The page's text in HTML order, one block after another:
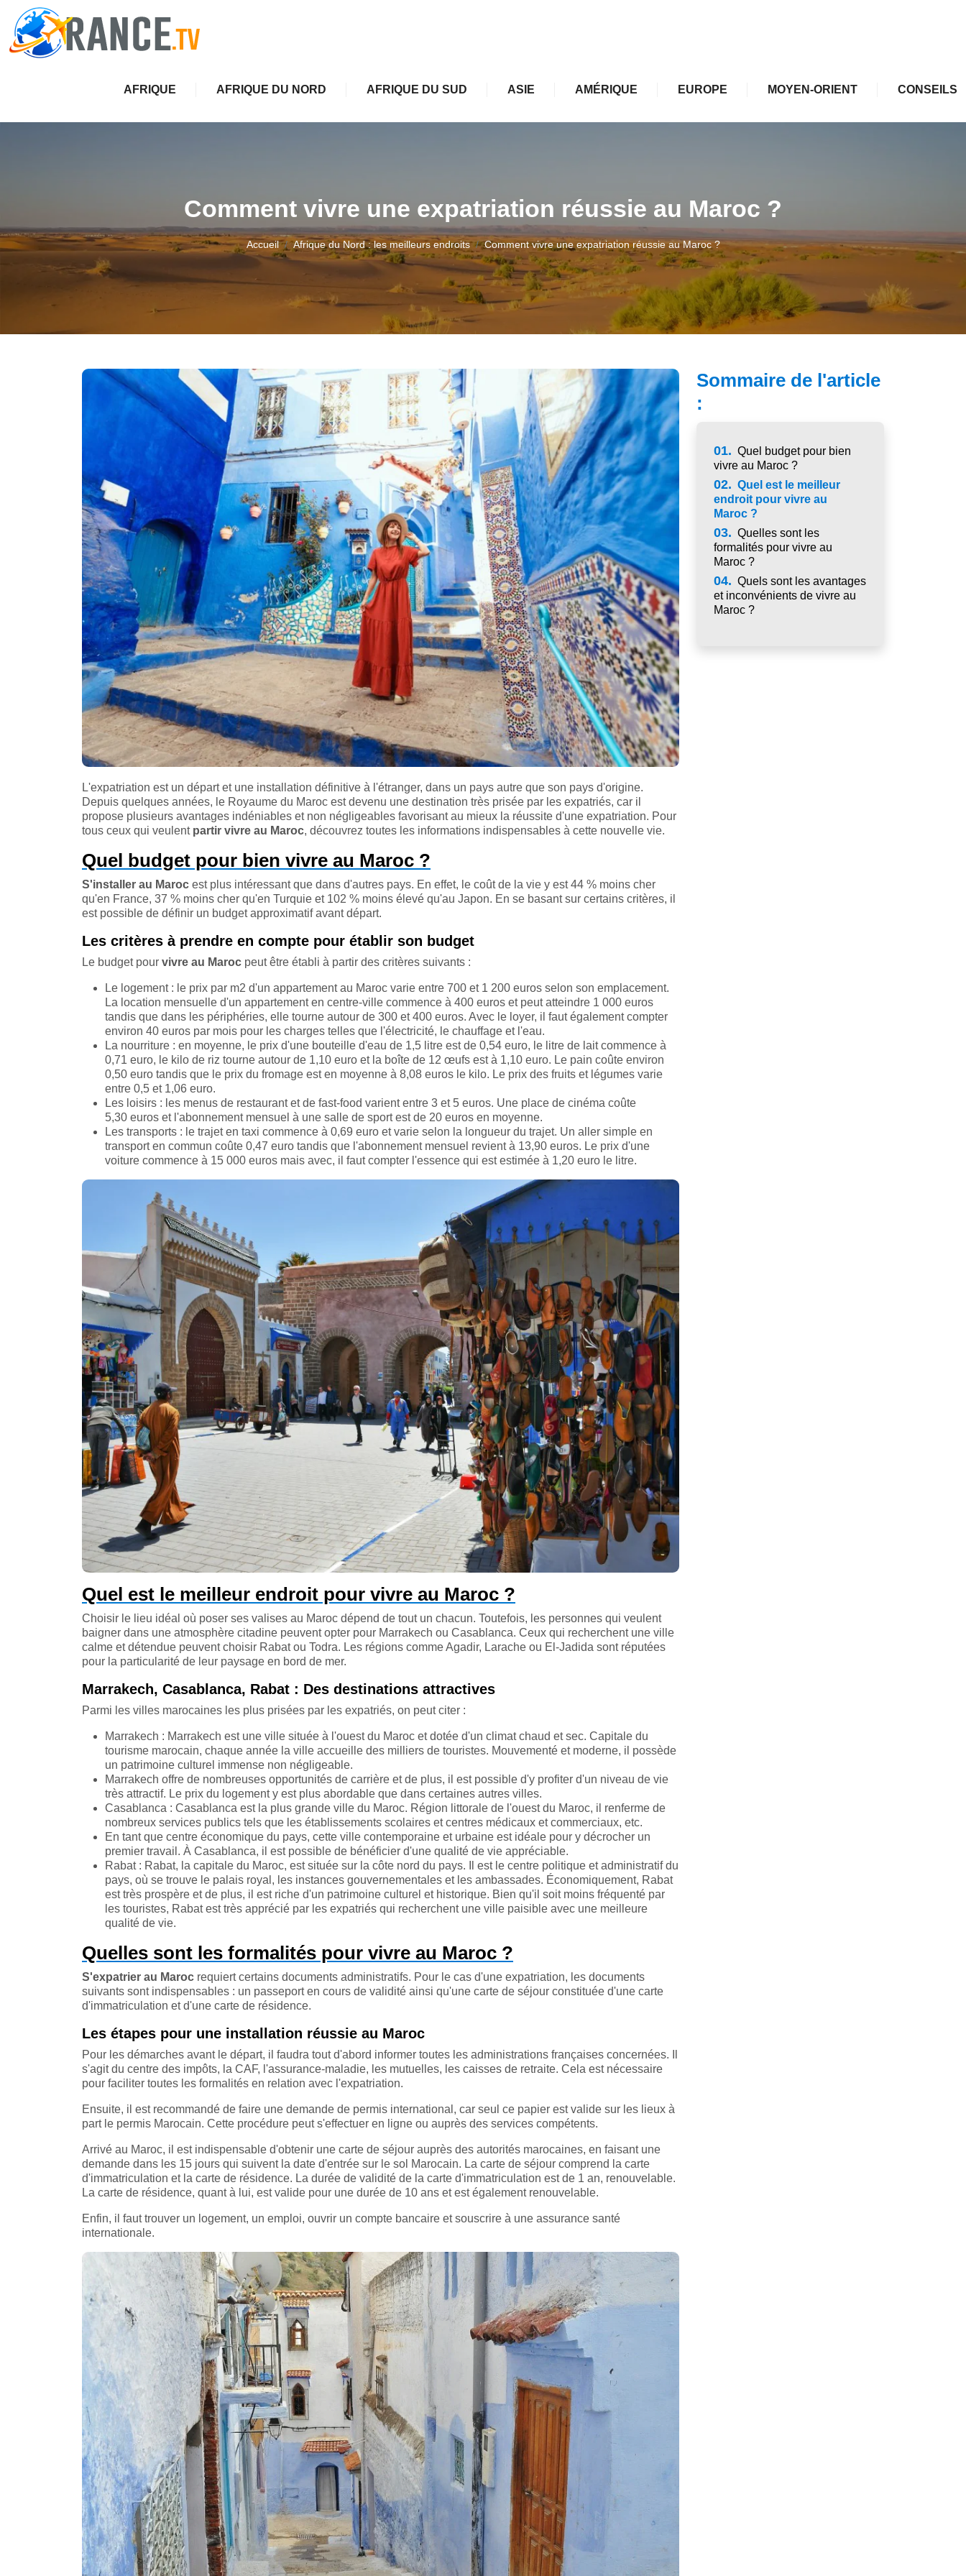
AFRIQUE AFRIQUE DU NORD AFRIQUE DU SUD ASIE AMÉRIQUE EUROPE MOYEN-ORIENT CONSEILS
Comment vivre une expatriation réussie au Maroc ?
Accueil Afrique du Nord : les meilleurs endroits Comment vivre une expatriation réussie au Maroc ?
L'expatriation est un départ et une installation définitive à l'étranger, dans un pays autre que son pays d'origine.
Depuis quelques années, le Royaume du Maroc est devenu une destination très prisée par les expatriés, car il
propose plusieurs avantages indéniables et non négligeables favorisant au mieux la réussite d'une expatriation. Pour
tous ceux qui veulent partir vivre au Maroc, découvrez toutes les informations indispensables à cette nouvelle vie.
Quel budget pour bien vivre au Maroc ?
S'installer au Maroc est plus intéressant que dans d'autres pays. En effet, le coût de la vie y est 44 % moins cher
qu'en France, 37 % moins cher qu'en Turquie et 102 % moins élevé qu'au Japon. En se basant sur certains critères, il
est possible de définir un budget approximatif avant départ.
Les critères à prendre en compte pour établir son budget
Le budget pour vivre au Maroc peut être établi à partir des critères suivants :
Le logement : le prix par m2 d'un appartement au Maroc varie entre 700 et 1 200 euros selon son emplacement.
La location mensuelle d'un appartement en centre-ville commence à 400 euros et peut atteindre 1 000 euros
tandis que dans les périphéries, elle tourne autour de 300 et 400 euros. Avec le loyer, il faut également compter
environ 40 euros par mois pour les charges telles que l'électricité, le chauffage et l'eau.
La nourriture : en moyenne, le prix d'une bouteille d'eau de 1,5 litre est de 0,54 euro, le litre de lait commence à
0,71 euro, le kilo de riz tourne autour de 1,10 euro et la boîte de 12 œufs est à 1,10 euro. Le pain coûte environ
0,50 euro tandis que le prix du fromage est en moyenne à 8,08 euros le kilo. Le prix des fruits et légumes varie
entre 0,5 et 1,06 euro.
Les loisirs : les menus de restaurant et de fast-food varient entre 3 et 5 euros. Une place de cinéma coûte
5,30 euros et l'abonnement mensuel à une salle de sport est de 20 euros en moyenne.
Les transports : le trajet en taxi commence à 0,69 euro et varie selon la longueur du trajet. Un aller simple en
transport en commun coûte 0,47 euro tandis que l'abonnement mensuel revient à 13,90 euros. Le prix d'une
voiture commence à 15 000 euros mais avec, il faut compter l'essence qui est estimée à 1,20 euro le litre.
Quel est le meilleur endroit pour vivre au Maroc ?
Choisir le lieu idéal où poser ses valises au Maroc dépend de tout un chacun. Toutefois, les personnes qui veulent
baigner dans une atmosphère citadine peuvent opter pour Marrakech ou Casablanca. Ceux qui recherchent une ville
calme et détendue peuvent choisir Rabat ou Todra. Les régions comme Agadir, Larache ou El-Jadida sont réputées
pour la particularité de leur paysage en bord de mer.
Marrakech, Casablanca, Rabat : Des destinations attractives
Parmi les villes marocaines les plus prisées par les expatriés, on peut citer :
Marrakech : Marrakech est une ville située à l'ouest du Maroc et dotée d'un climat chaud et sec. Capitale du
tourisme marocain, chaque année la ville accueille des milliers de touristes. Mouvementé et moderne, il possède
un patrimoine culturel immense non négligeable.
Marrakech offre de nombreuses opportunités de carrière et de plus, il est possible d'y profiter d'un niveau de vie
très attractif. Le prix du logement y est plus abordable que dans certaines autres villes.
Casablanca : Casablanca est la plus grande ville du Maroc. Région littorale de l'ouest du Maroc, il renferme de
nombreux services publics tels que les établissements scolaires et centres médicaux et commerciaux, etc.
En tant que centre économique du pays, cette ville contemporaine et urbaine est idéale pour y décrocher un
premier travail. À Casablanca, il est possible de bénéficier d'une qualité de vie appréciable.
Rabat : Rabat, la capitale du Maroc, est située sur la côte nord du pays. Il est le centre politique et administratif du
pays, où se trouve le palais royal, les instances gouvernementales et les ambassades. Économiquement, Rabat
est très prospère et de plus, il est riche d'un patrimoine culturel et historique. Bien qu'il soit moins fréquenté par
les touristes, Rabat est très apprécié par les expatriés qui recherchent une ville paisible avec une meilleure
qualité de vie.
Quelles sont les formalités pour vivre au Maroc ?
S'expatrier au Maroc requiert certains documents administratifs. Pour le cas d'une expatriation, les documents
suivants sont indispensables : un passeport en cours de validité ainsi qu'une carte de séjour constituée d'une carte
d'immatriculation et d'une carte de résidence.
Les étapes pour une installation réussie au Maroc
Pour les démarches avant le départ, il faudra tout d'abord informer toutes les administrations françaises concernées. Il
s'agit du centre des impôts, la CAF, l'assurance-maladie, les mutuelles, les caisses de retraite. Cela est nécessaire
pour faciliter toutes les formalités en relation avec l'expatriation.
Ensuite, il est recommandé de faire une demande de permis international, car seul ce papier est valide sur les lieux à
part le permis Marocain. Cette procédure peut s'effectuer en ligne ou auprès des services compétents.
Arrivé au Maroc, il est indispensable d'obtenir une carte de séjour auprès des autorités marocaines, en faisant une
demande dans les 15 jours qui suivent la date d'entrée sur le sol Marocain. La carte de séjour comprend la carte
d'immatriculation et la carte de résidence. La durée de validité de la carte d'immatriculation est de 1 an, renouvelable.
La carte de résidence, quant à lui, est valide pour une durée de 10 ans et est également renouvelable.
Enfin, il faut trouver un logement, un emploi, ouvrir un compte bancaire et souscrire à une assurance santé
internationale.
Sommaire de l'article
:
01. Quel budget pour bien
vivre au Maroc ?
02. Quel est le meilleur
endroit pour vivre au
Maroc ?
03. Quelles sont les
formalités pour vivre au
Maroc ?
04. Quels sont les avantages
et inconvénients de vivre au
Maroc ?